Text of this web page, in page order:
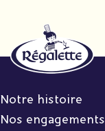
Notre histoire
Nos engagements